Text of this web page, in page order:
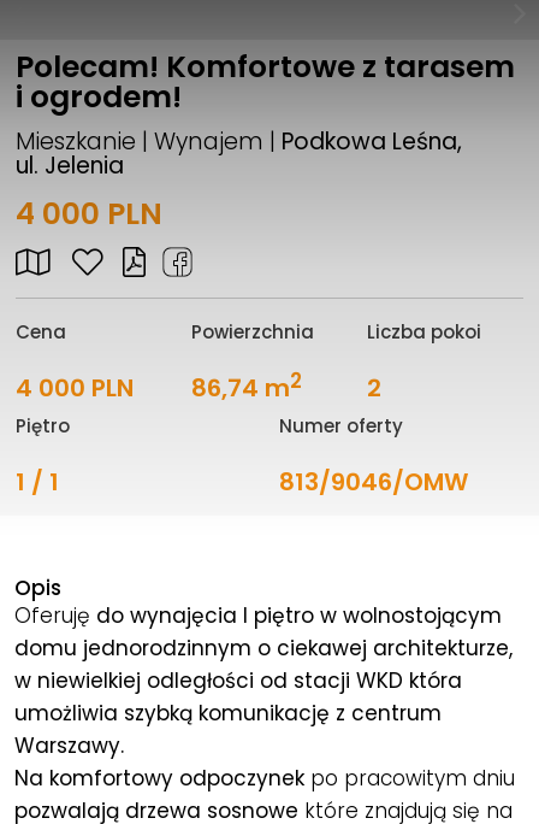
Polecam! Komfortowe z tarasem
i ogrodem!
Mieszkanie | Wynajem | Podkowa Leśna,
ul. Jelenia
4 000 PLN
Cena
4 000 PLN
Powierzchnia
86,74 m2
Liczba pokoi
2
Piętro
1 / 1
Numer oferty
813/9046/OMW
Opis
Oferuję do wynajęcia I piętro w wolnostojącym
domu jednorodzinnym o ciekawej architekturze,
w niewielkiej odległości od stacji WKD która
umożliwia szybką komunikację z centrum
Warszawy.
Na komfortowy odpoczynek po pracowitym dniu
pozwalają drzewa sosnowe które znajdują się na